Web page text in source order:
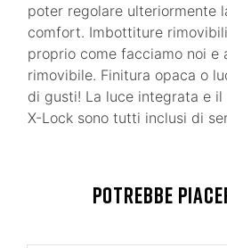
poter regolare ulteriormente
comfort. Imbottiture
proprio come facciamo noi e
rimovibile. Finitura opaca o
di gusti! La luce integrata e
X-Lock sono tutti inclusi di
POTREBBE